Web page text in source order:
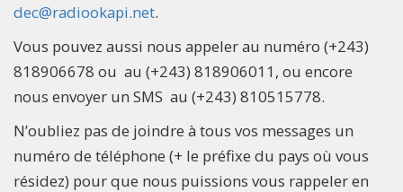
dec@radiookapi.net.
Vous pouvez aussi nous appeler au numéro (+243)
818906678 ou au (+243) 818906011, ou encore
nous envoyer un SMS au (+243) 810515778.
N’oubliez pas de joindre à tous vos messages un
numéro de téléphone (+ le préfixe du pays où vous
résidez) pour que nous puissions vous rappeler en